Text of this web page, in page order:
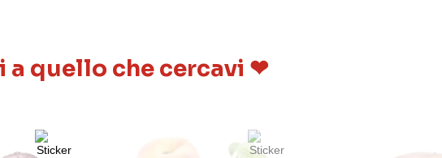
quello che cercavi ❤